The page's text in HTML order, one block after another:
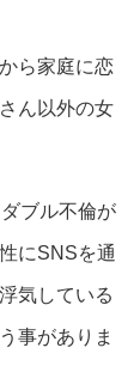
ら家庭に恋
ん以外の女
ブル不倫が
にSNSを通
気している
事がありま